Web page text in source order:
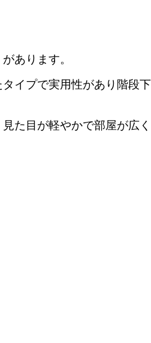
があります。
イプで実用性があり階段
た目が軽やかで部屋が広く